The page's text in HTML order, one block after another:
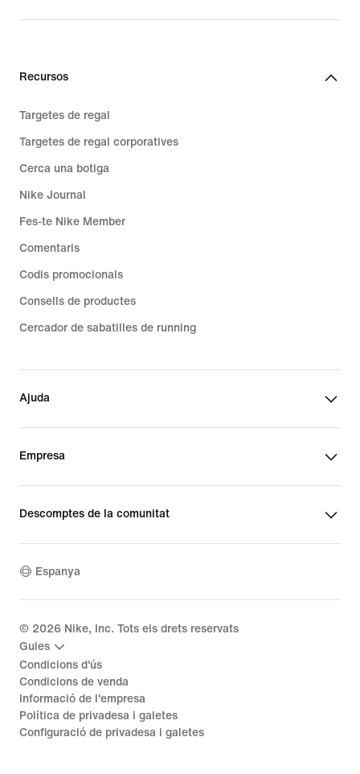
89,99 €
119,99 €
Recursos
Targetes de regal
Targetes de regal corporatives
Cerca una botiga
Nike Journal
Fes-te Nike Member
Comentaris
Codis promocionals
Consells de productes
Cercador de sabatilles de running
Ajuda
Empresa
Descomptes de la comunitat
Espanya
© 2026 Nike, Inc. Tots els drets reservats
Guies
Condicions d'ús
Condicions de venda
Informació de l'empresa
Política de privadesa i galetes
Configuració de privadesa i galetes